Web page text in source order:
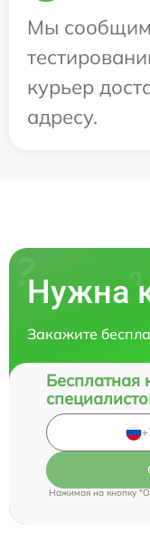
Мы
курьер
адресу.
Нужна
Закажите
Бесплатная
Нажимая на кнопку